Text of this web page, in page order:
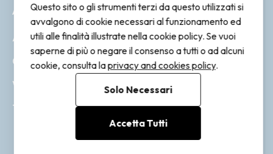
ACCOUNT
Account
Ordini
Wishlist
Tracking
Questo sito o gli strumenti terzi da questo utilizzati si
avvalgono di cookie necessari al funzionamento ed
utili alle finalità illustrate nella cookie policy. Se vuoi
saperne di più o negare il consenso a tutti o ad alcuni
cookie, consulta laprivacy and cookies policy.
Solo Necessari
Accetta Tutti